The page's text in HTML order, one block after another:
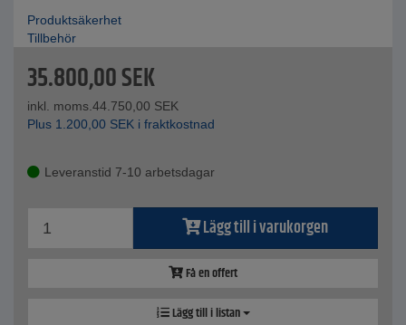
Produktsäkerhet
Tillbehör
35.800,00SEK
inkl. moms.44.750,00 SEK
Plus 1.200,00 SEK i fraktkostnad
Leveranstid 7-10 arbetsdagar
Lägg till i varukorgen
Få en offert
Lägg till i listan